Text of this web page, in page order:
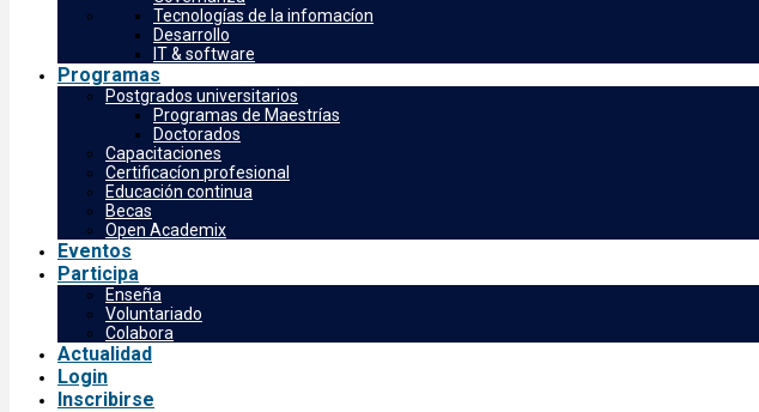
Tecnologías de la infomacíon
Desarrollo
IT & software
Programas
Postgrados universitarios
Programas de Maestrías
Doctorados
Capacitaciones
Certificacíon profesional
Educación continua
Becas
Open Academix
Eventos
Participa
Enseña
Voluntariado
Colabora
Actualidad
Login
Inscribirse